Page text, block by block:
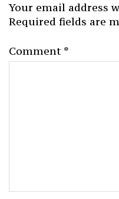
Your email address
Required fields are
Comment *